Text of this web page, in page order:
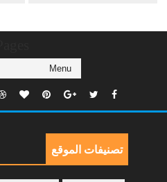
تصنيفات الموقع